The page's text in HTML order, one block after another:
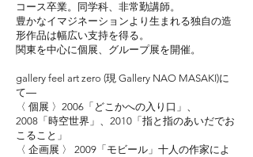
コース卒業。同学科、非常勤講師。
豊かなイマジネーションより生まれる独自の造
形作品は幅広い支持を得る。
関東を中心に個展、グループ展を開催。
gallery feel art zero (現 Gallery NAO MASAKI)に
て―
〈 個展 〉2006「どこかへの入り口」、
2008「時空世界」、2010「指と指のあいだでお
こること」
〈 企画展 〉 2009「モビール」十人の作家によ